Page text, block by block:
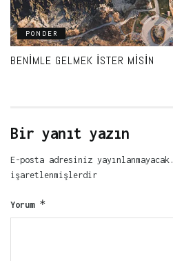
PONDER
BENIMLE GELMEK İSTER MISIN
Bir yanıt yazın
E-posta adresiniz yayınlanmayacak.
işaretlenmişlerdir
Yorum *